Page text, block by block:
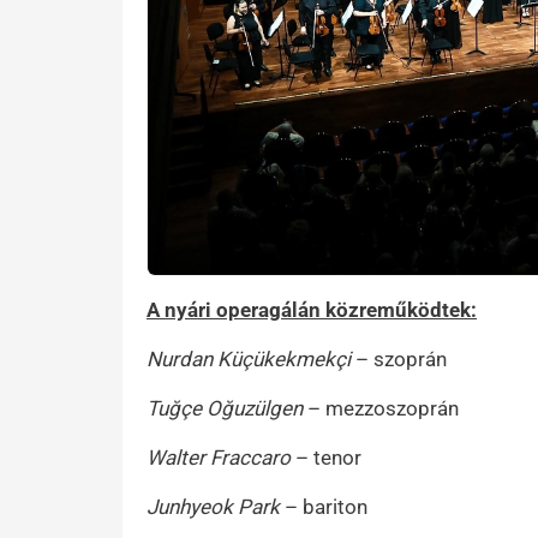
A nyári operagálán közreműködtek:
Nurdan Küçükekmekçi– szoprán
Tuğçe Oğuzülgen– mezzoszoprán
Walter Fraccaro– tenor
Junhyeok Park– bariton